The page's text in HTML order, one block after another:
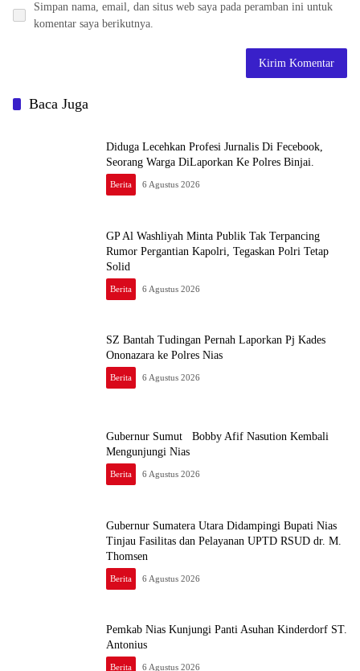
Simpan nama, email, dan situs web saya pada peramban ini untuk
komentar saya berikutnya.
Baca Juga
Diduga Lecehkan Profesi Jurnalis Di Fecebook,
Seorang Warga DiLaporkan Ke Polres Binjai.
Berita 6 Agustus 2026
GP Al Washliyah Minta Publik Tak Terpancing
Rumor Pergantian Kapolri, Tegaskan Polri Tetap
Solid
Berita 6 Agustus 2026
SZ Bantah Tudingan Pernah Laporkan Pj Kades
Ononazara ke Polres Nias
Berita 6 Agustus 2026
Gubernur Sumut Bobby Afif Nasution Kembali
Mengunjungi Nias
Berita 6 Agustus 2026
Gubernur Sumatera Utara Didampingi Bupati Nias
Tinjau Fasilitas dan Pelayanan UPTD RSUD dr. M.
Thomsen
Berita 6 Agustus 2026
Pemkab Nias Kunjungi Panti Asuhan Kinderdorf ST.
Antonius
Berita 6 Agustus 2026